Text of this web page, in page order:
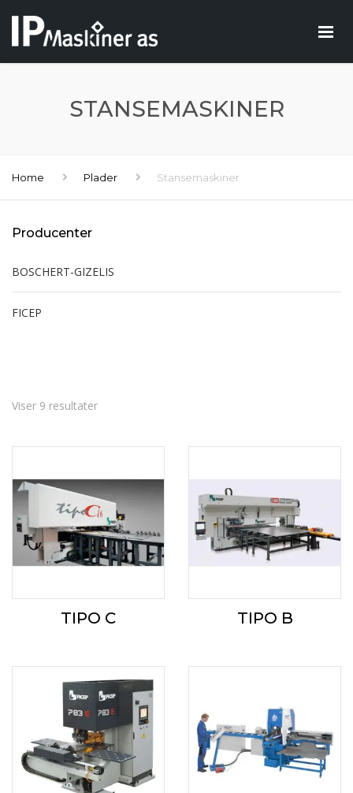
STANSEMASKINER
Home Plader Stansemaskiner
Producenter
BOSCHERT-GIZELIS
FICEP
Viser 9 resultaterSorteret
TIPO C TIPO B